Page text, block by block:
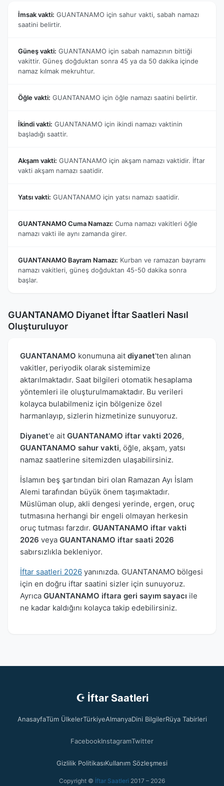
İmsak vakti: GUANTANAMO için sahur vakti, sabah namazı
saatini belirtir.
Güneş vakti: GUANTANAMO için sabah namazının bittiği
vakittir. Güneş doğduktan sonra 45 ya da 50 dakika içinde
namaz kılmak mekruhtur.
Öğle vakti: GUANTANAMO için öğle namazı saatini belirtir.
İkindi vakti: GUANTANAMO için ikindi namazı vaktinin
başladığı saattir.
Akşam vakti: GUANTANAMO için akşam namazı vaktidir. İftar
vakti akşam namazı saatidir.
Yatsı vakti: GUANTANAMO için yatsı namazı saatidir.
GUANTANAMO Cuma Namazı: Cuma namazı vakitleri öğle
namazı vakti ile aynı zamanda girer.
GUANTANAMO Bayram Namazı: Kurban ve ramazan bayramı
namazı vakitleri, güneş doğduktan 45-50 dakika sonra
başlar.
GUANTANAMO Diyanet İftar Saatleri Nasıl
Oluşturuluyor
GUANTANAMO konumuna ait diyanet'ten alınan
vakitler, periyodik olarak sistemimize
aktarılmaktadır. Saat bilgileri otomatik hesaplama
yöntemleri ile oluşturulmamaktadır. Bu verileri
kolayca bulabilmeniz için bölgenize özel
harmanlayıp, sizlerin hizmetinize sunuyoruz.
Diyanet'e ait GUANTANAMO iftar vakti 2026,
GUANTANAMO sahur vakti, öğle, akşam, yatsı
namaz saatlerine sitemizden ulaşabilirsiniz.
İslamın beş şartından biri olan Ramazan Ayı İslam
Alemi tarafından büyük önem taşımaktadır.
Müslüman olup, akli dengesi yerinde, ergen, oruç
tutmasına herhangi bir engeli olmayan herkesin
oruç tutması farzdır. GUANTANAMO iftar vakti
2026 veya GUANTANAMO iftar saati 2026
sabırsızlıkla bekleniyor.
İftar saatleri 2026 yanınızda. GUANTANAMO bölgesi
için en doğru iftar saatini sizler için sunuyoruz.
Ayrıca GUANTANAMO iftara geri sayım sayacı ile
ne kadar kaldığını kolayca takip edebilirsiniz.
☪ İftar Saatleri
AnasayfaTüm ÜlkelerTürkiyeAlmanyaDini BilgilerRüya Tabirleri
FacebookInstagramTwitter
Gizlilik PolitikasıKullanım Sözleşmesi
Copyright © İftar Saatleri 2017 – 2026